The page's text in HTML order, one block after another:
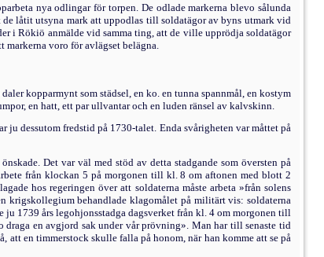
nya odlingar för torpen. De od­lade markerna blevo sålunda
låtit utsyna mark att uppodlas till soldatägor av byns utmark vid
i Rökiö anmälde vid samma ting, att de ville upprödja soldatägor
markerna voro för avlägset belägna.
kopparmynt som städsel, en ko. en tunna spannmål, en kostym
en hatt, ett par ullvantar och en luden ränsel av kalvskinn.
dessutom fredstid på 1730-talet. Enda svårigheten var måttet på
Det var väl med stöd av detta stadgande som översten på
från klockan 5 på morgonen till kl. 8 om aftonen med blott 2
hos regeringen över att soldaterna måste arbeta »från solens
krigskollegium behandlade klagomålet på militärt vis: soldaterna
ju 1739 års legohjonsstadga dagsverket från kl. 4 om morgonen till
en avgjord sak under vår prövning». Man har till senaste tid
att en timmerstock skulle falla på honom, när han komme att se på